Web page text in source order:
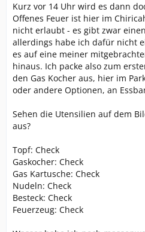
Kurz vor 14 Uhr wird es dann
Offenes Feuer ist hier im
nicht erlaubt - es gibt zwar
allerdings habe ich dafür nicht
es auf eine meiner
hinaus. Ich packe also zum
den Gas Kocher aus, hier im
oder andere Optionen, an
Sehen die Utensilien auf dem
aus?
Topf: Check
Gaskocher: Check
Gas Kartusche: Check
Nudeln: Check
Besteck: Check
Feuerzeug: Check